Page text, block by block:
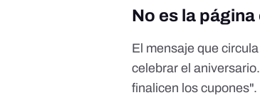
No es la
El mensaje que
celebrar el
finalicen los